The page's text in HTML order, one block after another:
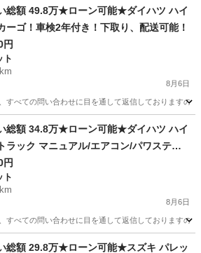
コペン
総額 49.8万★ローン可能★ダイハツ ハイ
ーゴ！車検2年付き！下取り、配送可能！
円
ト
8月6日
すべての問い合わせに目を通して返信しております
ハイゼット
総額 34.8万★ローン可能★ダイハツ ハイ
ラック マニュアル/エアコン/パワステ！
8年11月！下取り、配送可能！
円
ト
8月6日
すべての問い合わせに目を通して返信しております
ハイゼット
総額 29.8万★ローン可能★スズキ パレッ